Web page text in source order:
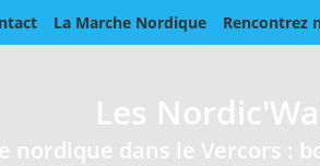
La Marche Nordique Rencontrez
Les
nordique dans le Vercors :